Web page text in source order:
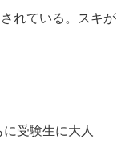
れている。スキが
受験生に大人